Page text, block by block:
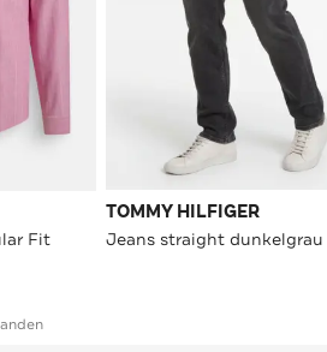
Fit
TOMMY HILFIGER
Jeans straight dunkelgrau